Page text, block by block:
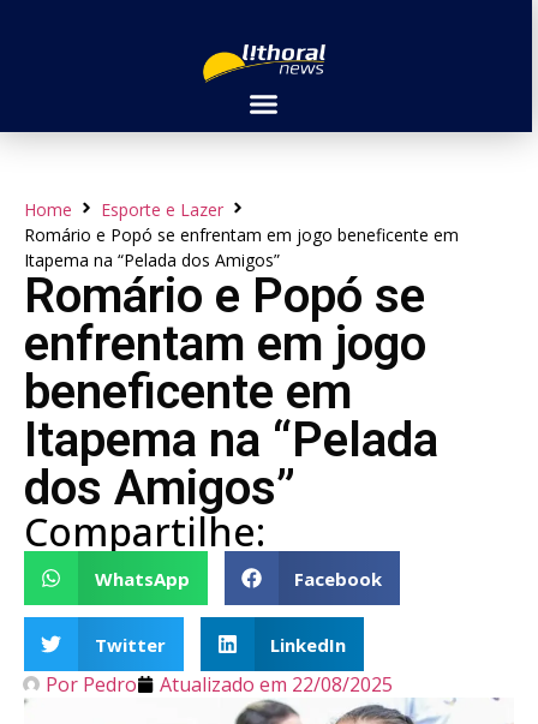
Home
Esporte e Lazer
Romário e Popó se enfrentam em jogo beneficente em
Itapema na “Pelada dos Amigos”
Romário e Popó se
enfrentam em jogo
beneficente em
Itapema na “Pelada
dos Amigos”
Compartilhe:
WhatsApp Facebook
Twitter LinkedIn
Por Pedro Atualizado em 22/08/2025